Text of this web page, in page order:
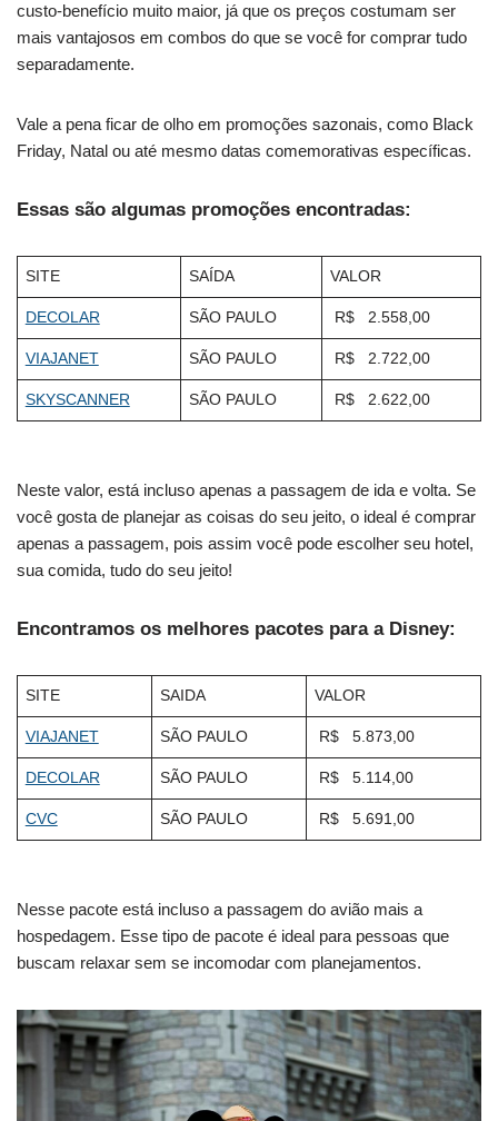
custo-benefício muito maior, já que os preços costumam ser
mais vantajosos em combos do que se você for comprar tudo
separadamente.
Vale a pena ficar de olho em promoções sazonais, como Black
Friday, Natal ou até mesmo datas comemorativas específicas.
Essas são algumas promoções encontradas:
SITE SAÍDA VALOR
DECOLAR SÃO PAULO R$ 2.558,00
VIAJANET SÃO PAULO R$ 2.722,00
SKYSCANNER SÃO PAULO R$ 2.622,00
Neste valor, está incluso apenas a passagem de ida e volta. Se
você gosta de planejar as coisas do seu jeito, o ideal é comprar
apenas a passagem, pois assim você pode escolher seu hotel,
sua comida, tudo do seu jeito!
Encontramos os melhores pacotes para a Disney:
SITE SAIDA VALOR
VIAJANET SÃO PAULO R$ 5.873,00
DECOLAR SÃO PAULO R$ 5.114,00
CVC SÃO PAULO R$ 5.691,00
Nesse pacote está incluso a passagem do avião mais a
hospedagem. Esse tipo de pacote é ideal para pessoas que
buscam relaxar sem se incomodar com planejamentos.